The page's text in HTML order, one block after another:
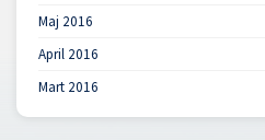
Maj 2016
April 2016
Mart 2016